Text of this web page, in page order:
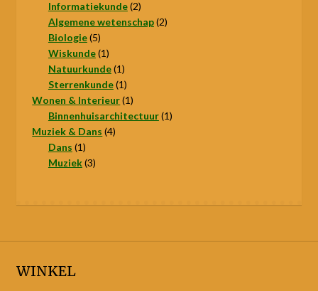
product
Informatiekunde 22
producten
Algemene wetenschap 22
Biologie 55
producten
Wiskunde 11
product
Natuurkunde 11
product
Sterrenkunde 11
product
Wonen & Interieur 11
product
Binnenhuisarchitectuur 11
Muziek & Dans 44
Dans 11
product
Muziek 33
WINKEL